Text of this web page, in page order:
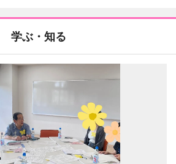
学ぶ・知る